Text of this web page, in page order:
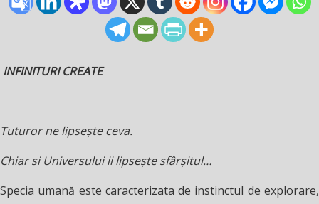
INFINITURI CREATE
Tuturor ne lipsește ceva.
Chiar si Universului ii lipsește sfârșitul…
Specia umană este caracterizata de instinctul de explorare,